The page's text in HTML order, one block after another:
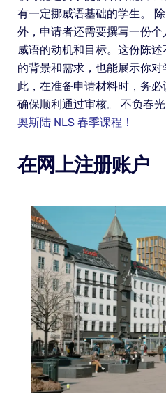
有一定挪威语基础的学生。
外，申请者还需要撰写一份
威语的动机和目标。这份陈
的背景和需求，也能展示你
此，在准备申请材料时，务
确保顺利通过审核。 不负春
奥斯陆 NLS 春季课程！
在网上注册账户